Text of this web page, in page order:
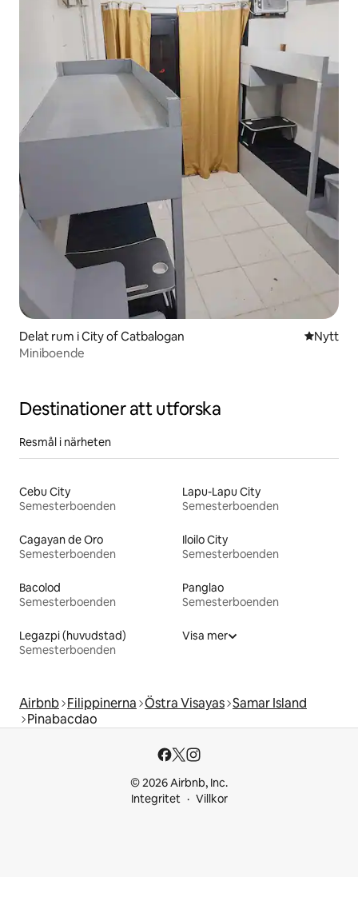
Delat rum i City of Catbalogan NyttNytt
Miniboende
Destinationer att utforska
Resmål i närheten
Cebu City
Semesterboenden
Lapu-Lapu City
Semesterboenden
Cagayan de Oro
Semesterboenden
Iloilo City
Semesterboenden
Bacolod
Semesterboenden
Panglao
Semesterboenden
Legazpi (huvudstad)
Semesterboenden
Visa mer
Airbnb Filippinerna Östra Visayas Samar Island
Pinabacdao
© 2026 Airbnb, Inc.
Integritet
Villkor